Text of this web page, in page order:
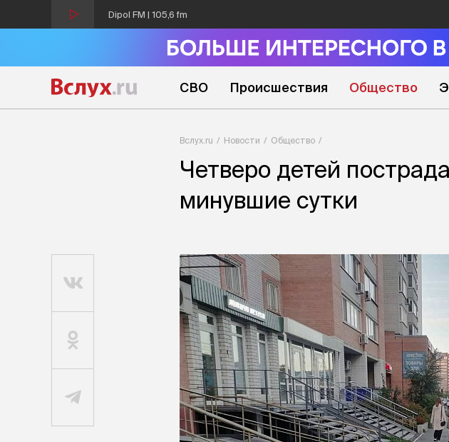
Dipol FM | 105,6 fm
СВО Происшествия Общество
Вслух.ru Новости Общество
Четверо детей
минувшие сутки